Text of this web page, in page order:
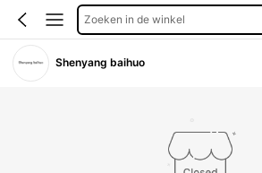
Zoeken in de winkel
Shenyang baihuo